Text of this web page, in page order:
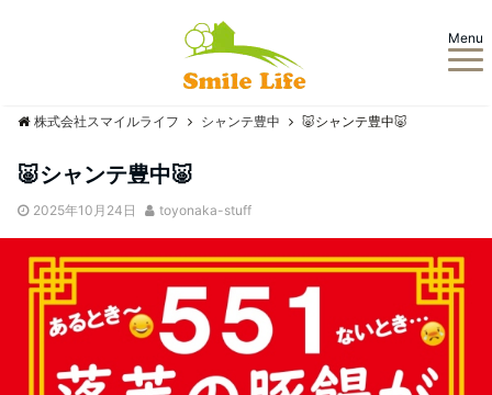
Menu
株式会社スマイルライフ シャンテ豊中 🐷シャンテ豊中🐷
🐷シャンテ豊中🐷
2025年10月24日 toyonaka-stuff